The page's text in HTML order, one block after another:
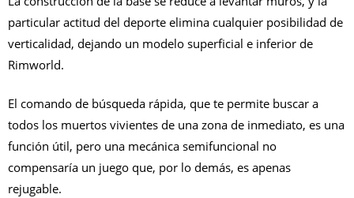
particular actitud del deporte elimina cualquier posibilidad de
verticalidad, dejando un modelo superficial e inferior de
Rimworld.
El comando de búsqueda rápida, que te permite buscar a
todos los muertos vivientes de una zona de inmediato, es una
función útil, pero una mecánica semifuncional no
compensaría un juego que, por lo demás, es apenas
rejugable.